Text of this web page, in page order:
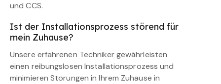
und CCS.
Ist der Installationsprozess störend für
mein Zuhause?
Unsere erfahrenen Techniker gewährleisten
einen reibungslosen Installationsprozess und
minimieren Störungen in Ihrem Zuhause in